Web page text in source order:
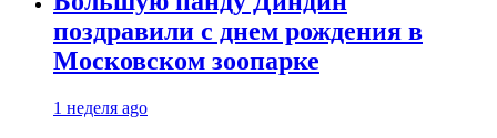
поздравили с днем рождения в
Московском зоопарке
1 неделя ago